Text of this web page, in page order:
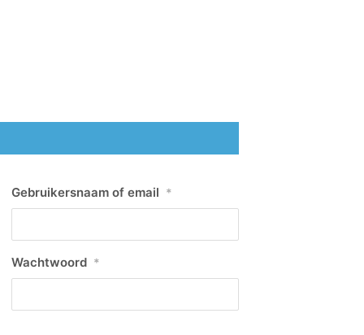
Gebruikersnaam of email *
Wachtwoord *